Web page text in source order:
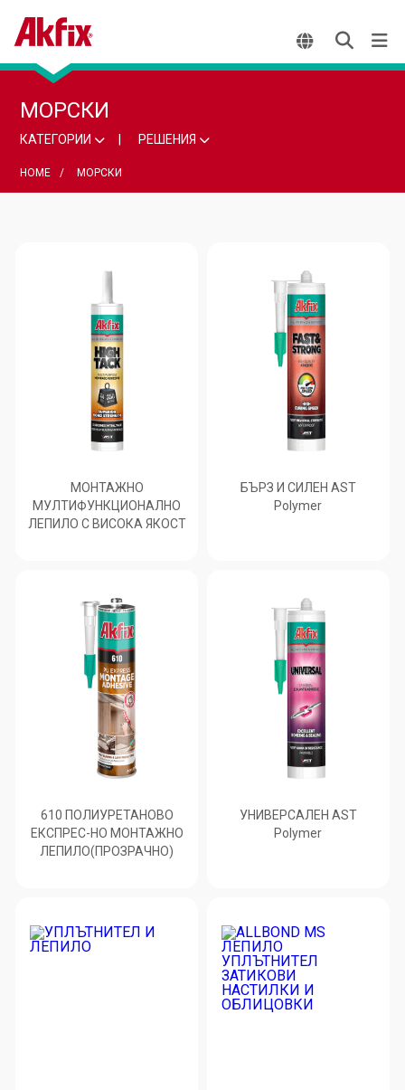
МОРСКИ
КАТЕГОРИИ РЕШЕНИЯ
HOME МОРСКИ
МОНТАЖНО
МУЛТИФУНКЦИОНАЛНО
ЛЕПИЛО С ВИСОКА ЯКОСТ
БЪРЗ И СИЛЕН AST
Polymer
610 ПОЛИУРЕТАНОВО
ЕКСПРЕС-НО МОНТАЖНО
ЛЕПИЛО(ПРОЗРАЧНО)
УНИВЕРСАЛЕН AST
Polymer